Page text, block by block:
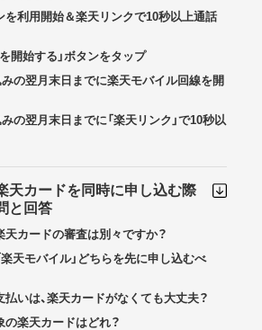
を利用開始＆楽天リンクで10秒以上通話
開始する」ボタンをタップ
の翌月末日までに楽天モバイル回線を開
の翌月末日までに「楽天リンク」で10秒以
天カードを同時に申し込む際
と回答
カードの審査は別々ですか？
楽天モバイル」どちらを先に申し込むべ
いは、楽天カードがなくても大丈夫？
の楽天カードはどれ？